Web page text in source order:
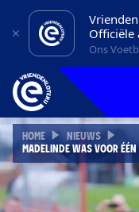
Officiële
Ons
HOME
NIEUWS
MADELINDE WAS VOOR